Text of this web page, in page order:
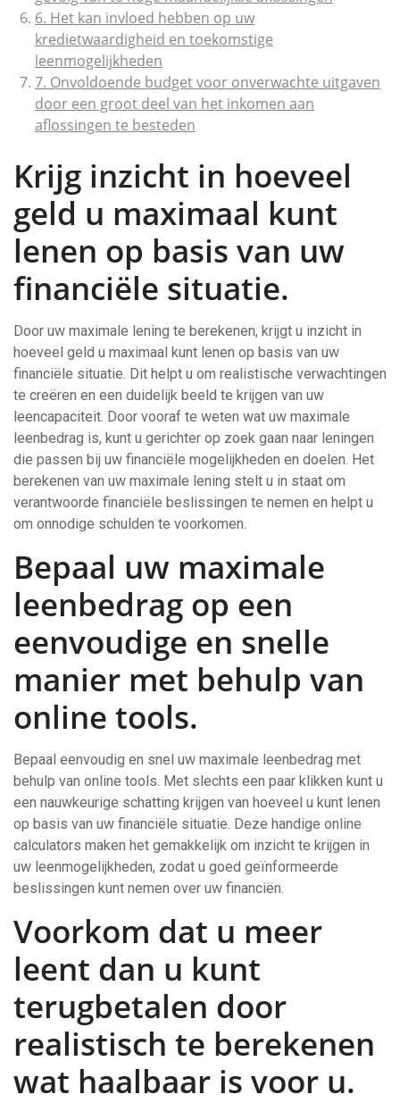
6. Het kan invloed hebben op uw
kredietwaardigheid en toekomstige
leenmogelijkheden
7. Onvoldoende budget voor onverwachte uitgaven
door een groot deel van het inkomen aan
aflossingen te besteden
Krijg inzicht in hoeveel
geld u maximaal kunt
lenen op basis van uw
financiële situatie.
Door uw maximale lening te berekenen, krijgt u inzicht in
hoeveel geld u maximaal kunt lenen op basis van uw
financiële situatie. Dit helpt u om realistische verwachtingen
te creëren en een duidelijk beeld te krijgen van uw
leencapaciteit. Door vooraf te weten wat uw maximale
leenbedrag is, kunt u gerichter op zoek gaan naar leningen
die passen bij uw financiële mogelijkheden en doelen. Het
berekenen van uw maximale lening stelt u in staat om
verantwoorde financiële beslissingen te nemen en helpt u
om onnodige schulden te voorkomen.
Bepaal uw maximale
leenbedrag op een
eenvoudige en snelle
manier met behulp van
online tools.
Bepaal eenvoudig en snel uw maximale leenbedrag met
behulp van online tools. Met slechts een paar klikken kunt u
een nauwkeurige schatting krijgen van hoeveel u kunt lenen
op basis van uw financiële situatie. Deze handige online
calculators maken het gemakkelijk om inzicht te krijgen in
uw leenmogelijkheden, zodat u goed geïnformeerde
beslissingen kunt nemen over uw financiën.
Voorkom dat u meer
leent dan u kunt
terugbetalen door
realistisch te berekenen
wat haalbaar is voor u.